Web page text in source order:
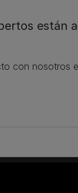
están
con nosotros